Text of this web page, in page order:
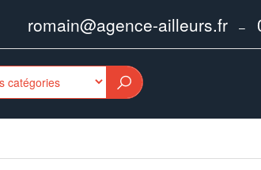
romain@agence-ailleurs.fr –